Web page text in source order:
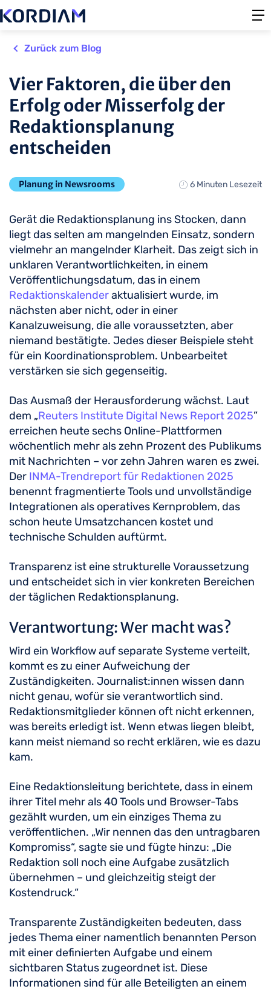
Zurück zum Blog
Vier Faktoren, die über den
Erfolg oder Misserfolg der
Redaktionsplanung
entscheiden
Planung in Newsrooms 6 Minuten Lesezeit
Gerät die Redaktionsplanung ins Stocken, dann
liegt das selten am mangelnden Einsatz, sondern
vielmehr an mangelnder Klarheit. Das zeigt sich in
unklaren Verantwortlichkeiten, in einem
Veröffentlichungsdatum, das in einem
Redaktionskalenderaktualisiert wurde, im
nächsten aber nicht, oder in einer
Kanalzuweisung, die alle voraussetzten, aber
niemand bestätigte. Jedes dieser Beispiele steht
für ein Koordinationsproblem. Unbearbeitet
verstärken sie sich gegenseitig.
Das Ausmaß der Herausforderung wächst. Laut
dem „Reuters Institute Digital News Report 2025”
erreichen heute sechs Online-Plattformen
wöchentlich mehr als zehn Prozent des Publikums
mit Nachrichten – vor zehn Jahren waren es zwei.
Der INMA-Trendreport für Redaktionen 2025
benennt fragmentierte Tools und unvollständige
Integrationen als operatives Kernproblem, das
schon heute Umsatzchancen kostet und
technische Schulden auftürmt.
Transparenz ist eine strukturelle Voraussetzung
und entscheidet sich in vier konkreten Bereichen
der täglichen Redaktionsplanung.
Verantwortung: Wer macht was?
Wird ein Workflow auf separate Systeme verteilt,
kommt es zu einer Aufweichung der
Zuständigkeiten. Journalist:innen wissen dann
nicht genau, wofür sie verantwortlich sind.
Redaktionsmitglieder können oft nicht erkennen,
was bereits erledigt ist. Wenn etwas liegen bleibt,
kann meist niemand so recht erklären, wie es dazu
kam.
Eine Redaktionsleitung berichtete, dass in einem
ihrer Titel mehr als 40 Tools und Browser-Tabs
gezählt wurden, um ein einziges Thema zu
veröffentlichen. „Wir nennen das den untragbaren
Kompromiss“, sagte sie und fügte hinzu: „Die
Redaktion soll noch eine Aufgabe zusätzlich
übernehmen – und gleichzeitig steigt der
Kostendruck.“
Transparente Zuständigkeiten bedeuten, dass
jedes Thema einer namentlich benannten Person
mit einer definierten Aufgabe und einem
sichtbaren Status zugeordnet ist. Diese
Informationen sind für alle Beteiligten an einem